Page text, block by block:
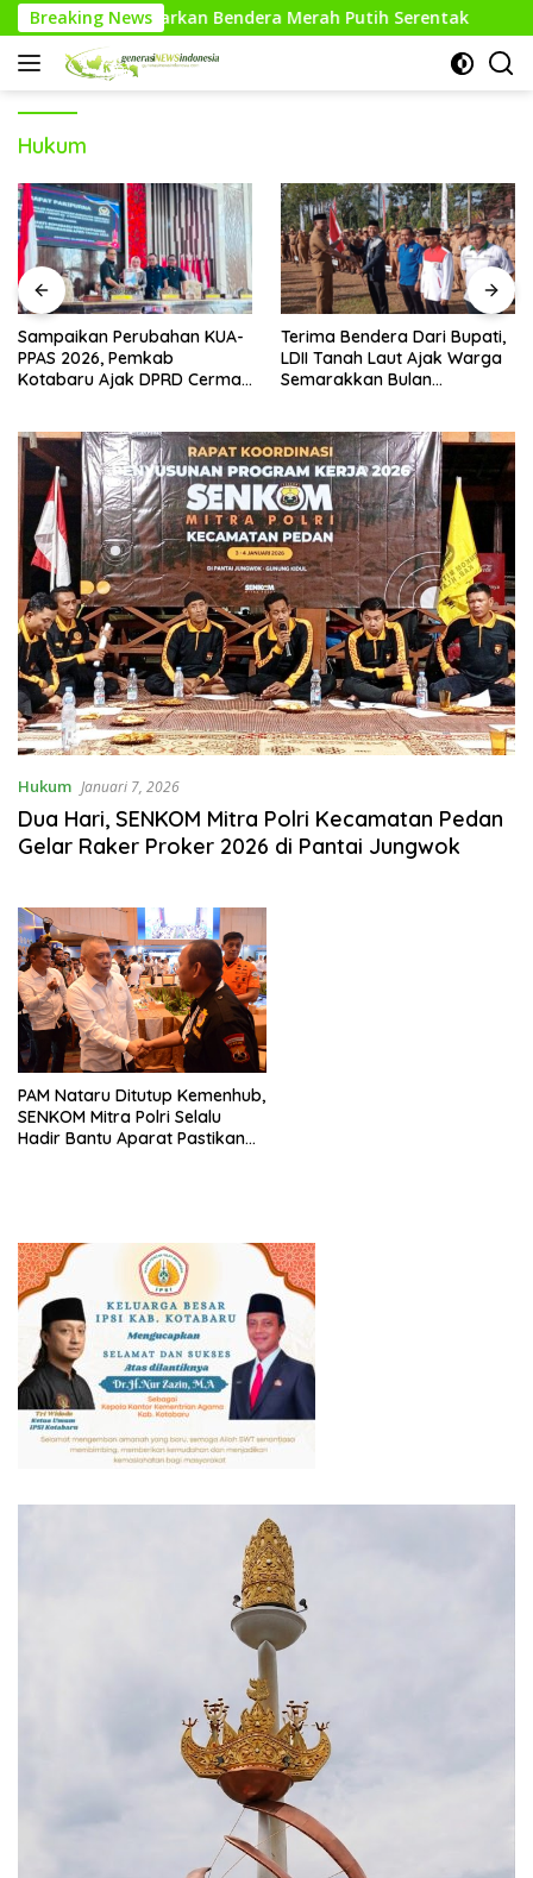
Langsung
ke
konten
Breaking News
Bendera Merah Putih Serentak Pesilat Way
Hukum
Sampaikan Perubahan KUA-
PPAS 2026, Pemkab
Kotabaru Ajak DPRD Cermati
Terima Bendera Dari Bupati,
LDII Tanah Laut Ajak Warga
Semarakkan Bulan
Hukum Januari 7, 2026
Dua Hari, SENKOM Mitra Polri Kecamatan Pedan
Gelar Raker Proker 2026 di Pantai Jungwok
PAM Nataru Ditutup Kemenhub,
SENKOM Mitra Polri Selalu
Hadir Bantu Aparat Pastikan